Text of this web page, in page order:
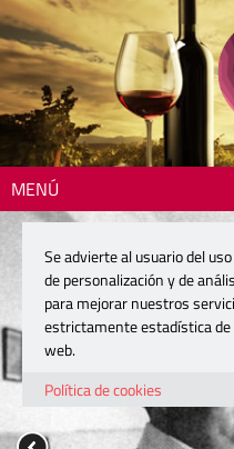
MENÚ
Se advierte al usuario del
de personalización y de
para mejorar nuestros
estrictamente estadística
web.
Política de cookies